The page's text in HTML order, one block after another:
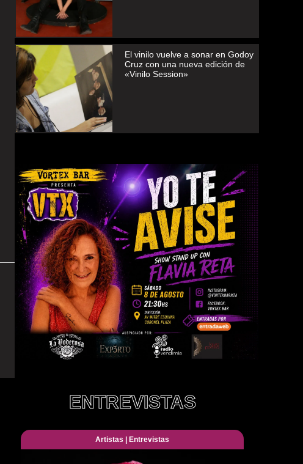
El vinilo vuelve a sonar en Godoy
Cruz con una nueva edición de
«Vinilo Session»
ENTREVISTAS
Artistas Entrevistas